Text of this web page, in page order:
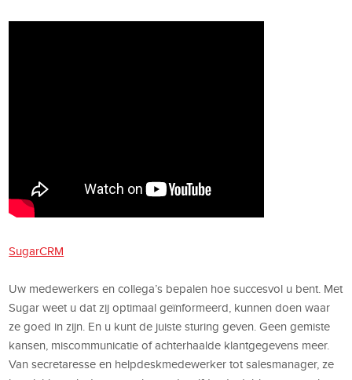
SugarCRM
Uw medewerkers en collega’s bepalen hoe succesvol u bent. Met
Sugar weet u dat zij optimaal geïnformeerd, kunnen doen waar
ze goed in zijn. En u kunt de juiste sturing geven. Geen gemiste
kansen, miscommunicatie of achterhaalde klantgegevens meer.
Van secretaresse en helpdeskmedewerker tot salesmanager, ze